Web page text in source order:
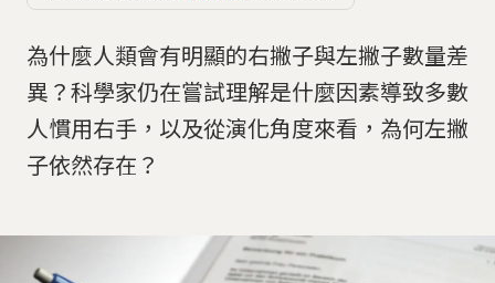
為什麼人類會有明顯的右撇子與左撇子數量差
異？科學家仍在嘗試理解是什麼因素導致多數
人慣用右手，以及從演化角度來看，為何左撇
子依然存在？